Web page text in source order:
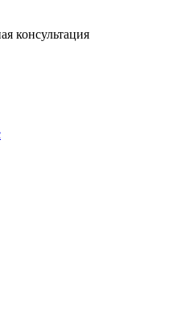
консультация